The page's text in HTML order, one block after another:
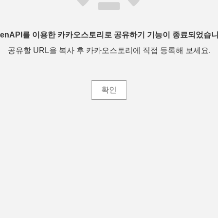
를 이용한 카카오스토리로 공유하기 기능이 종료되었습
공유할 URL을 복사 후 카카오스토리에 직접 등록해 보세요.
확인